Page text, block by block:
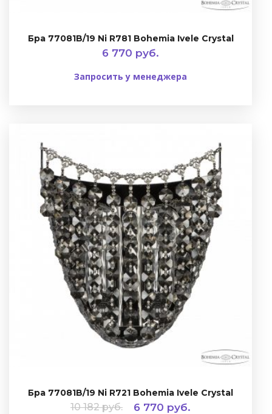
Бра 77081B/19 Ni R781 Bohemia Ivele Crystal
6 770 руб.
Запросить у менеджера
Бра 77081B/19 Ni R721 Bohemia Ivele Crystal
10 182 руб. 6 770 руб.